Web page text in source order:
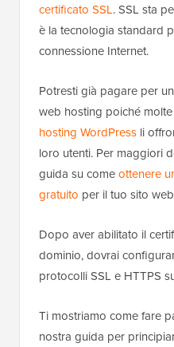
certificato SSL. SSL sta
è la tecnologia standard
connessione Internet.
Potresti già pagare per
web hosting poiché
hosting WordPress li
loro utenti. Per maggiori
guida su comeottenere
gratuito per il tuo sito
Dopo aver abilitato il
dominio, dovrai
protocolli SSL e HTTPS
Ti mostriamo come fare
nostra guida per